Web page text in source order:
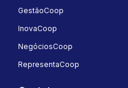
GestãoCoop
InovaCoop
NegóciosCoop
RepresentaCoop